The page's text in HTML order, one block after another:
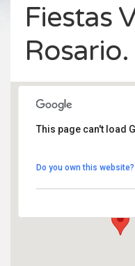
Fiestas
Plaza de la Paz
Plaza de la Paz
This page can't load
Do you own this website?